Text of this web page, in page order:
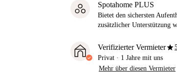
Spotahome PLUS
Bietet den sichersten
zusätzlicher Unterstützung
Verifizierter Vermieterstar
Privat · 1 Jahre mit uns
Mehr über diesen Vermieter